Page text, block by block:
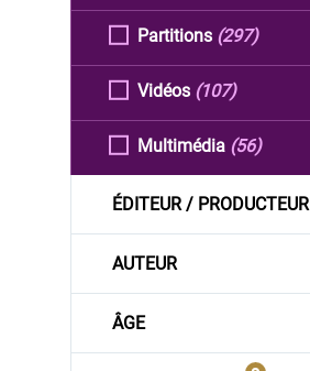
Partitions (297)
Vidéos (107)
Multimédia (56)
ÉDITEUR / PRODUCTEUR
AUTEUR
ÂGE